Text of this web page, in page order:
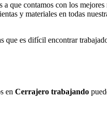
que contamos con los mejores
y materiales en todas
que es difícil encontrar
enCerrajero trabajando